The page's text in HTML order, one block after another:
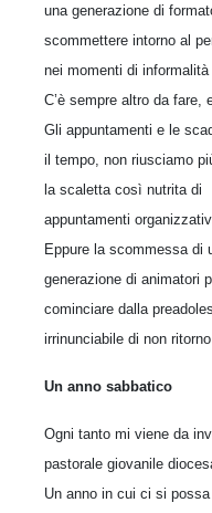
una generazione di
scommettere intorno al
nei momenti di
C’è sempre altro da fare,
Gli appuntamenti e le
il tempo, non riusciamo
la scaletta così nutrita di
appuntamenti
Eppure la scommessa di
generazione di animatori
cominciare dalla
irrinunciabile di non
Un anno sabbatico
Ogni tanto mi viene da
pastorale giovanile
Un anno in cui ci si